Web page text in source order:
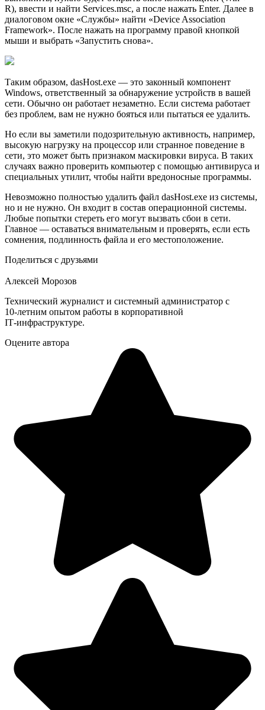
R), ввести и найти Services.msc, а после нажать Enter. Далее в
диалоговом окне «Службы» найти «Device Association
Framework». После нажать на программу правой кнопкой
мыши и выбрать «Запустить снова».
Таким образом, dasHost.exe — это законный компонент
Windows, ответственный за обнаружение устройств в вашей
сети. Обычно он работает незаметно. Если система работает
без проблем, вам не нужно бояться или пытаться ее удалить.
Но если вы заметили подозрительную активность, например,
высокую нагрузку на процессор или странное поведение в
сети, это может быть признаком маскировки вируса. В таких
случаях важно проверить компьютер с помощью антивируса и
специальных утилит, чтобы найти вредоносные программы.
Невозможно полностью удалить файл dasHost.exe из системы,
но и не нужно. Он входит в состав операционной системы.
Любые попытки стереть его могут вызвать сбои в сети.
Главное — оставаться внимательным и проверять, если есть
сомнения, подлинность файла и его местоположение.
Поделиться с друзьями
Алексей Морозов
Технический журналист и системный администратор с
10‑летним опытом работы в корпоративной
IT‑инфраструктуре.
Оцените автора